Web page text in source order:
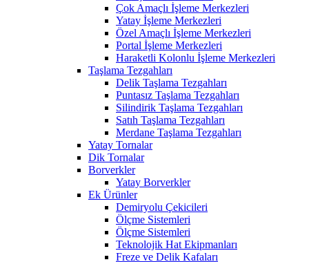
Çok Amaçlı İşleme Merkezleri
Yatay İşleme Merkezleri
Özel Amaçlı İşleme Merkezleri
Portal İşleme Merkezleri
Haraketli Kolonlu İşleme Merkezleri
Taşlama Tezgahları
Delik Taşlama Tezgahları
Puntasız Taşlama Tezgahları
Silindirik Taşlama Tezgahları
Satıh Taşlama Tezgahları
Merdane Taşlama Tezgahları
Yatay Tornalar
Dik Tornalar
Borverkler
Yatay Borverkler
Ek Ürünler
Demiryolu Çekicileri
Ölçme Sistemleri
Ölçme Sistemleri
Teknolojik Hat Ekipmanları
Freze ve Delik Kafaları